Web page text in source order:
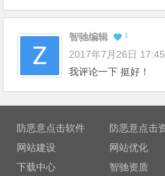
智驰编辑 1
2017年7月26日 17:45
我评论一下 挺好！
防恶意点击软件 防恶意点击
网站建设
网站优化
下载中心
智驰资质